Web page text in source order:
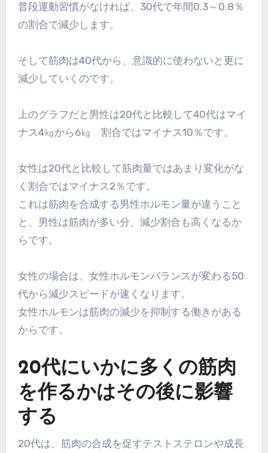
普段運動習慣がなければ、30代で年間0.3～0.8％
の割合で減少します。
そして筋肉は40代から、意識的に使わないと更に
減少していくのです。
上のグラフだと男性は20代と比較して40代はマイ
ナス4㎏から6㎏ 割合ではマイナス10％です。
女性は20代と比較して筋肉量ではあまり変化がな
く割合ではマイナス2％です。
これは筋肉を合成する男性ホルモン量が違うこと
と、男性は筋肉が多い分、減少割合も高くなるか
らです。
女性の場合は、女性ホルモンバランスが変わる50
代から減少スピードが速くなります。
女性ホルモンは筋肉の減少を抑制する働きがある
からです。
20代にいかに多くの筋肉
を作るかはその後に影響
する
20代は、筋肉の合成を促すテストステロンや成長